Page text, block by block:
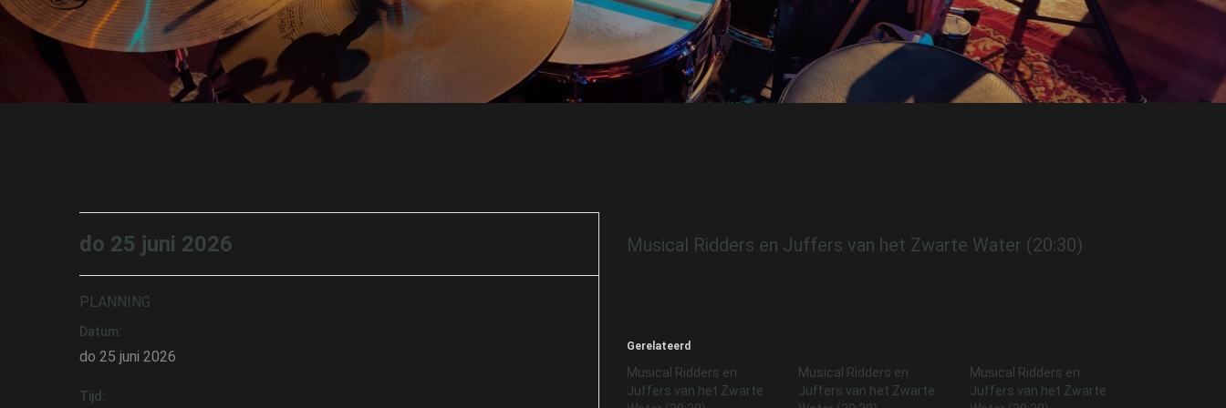
do 25 juni 2026
PLANNING
Datum:
do 25 juni 2026
Tijd:
Musical Ridders en Juffers van het Zwarte Water (20:30)
Gerelateerd
Musical Ridders en
Juffers van het Zwarte
Musical Ridders en
Juffers van het Zwarte
Musical Ridders en
Juffers van het Zwarte